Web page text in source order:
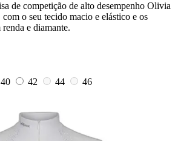
de competição de alto desempenho Olivia
o seu tecido macio e elástico e os
e diamante.
40 42 44
46